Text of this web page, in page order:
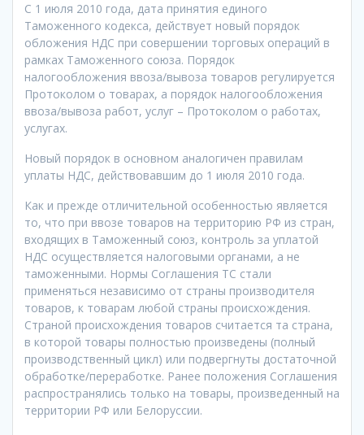
С 1 июля 2010 года, дата принятия единого
Таможенного кодекса, действует новый порядок
обложения НДС при совершении торговых операций в
рамках Таможенного союза. Порядок
налогообложения ввоза/вывоза товаров регулируется
Протоколом о товарах, а порядок налогообложения
ввоза/вывоза работ, услуг – Протоколом о работах,
услугах.
Новый порядок в основном аналогичен правилам
уплаты НДС, действовавшим до 1 июля 2010 года.
Как и прежде отличительной особенностью является
то, что при ввозе товаров на территорию РФ из стран,
входящих в Таможенный союз, контроль за уплатой
НДС осуществляется налоговыми органами, а не
таможенными. Нормы Соглашения ТС стали
применяться независимо от страны производителя
товаров, к товарам любой страны происхождения.
Страной происхождения товаров считается та страна,
в которой товары полностью произведены (полный
производственный цикл) или подвергнуты достаточной
обработке/переработке. Ранее положения Соглашения
распространялись только на товары, произведенный на
территории РФ или Белоруссии.